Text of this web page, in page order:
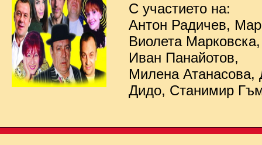
С участието на:
Антон Радичев,
Виолета
Иван Панайотов,
Милена Атанасова,
Дидо, Станимир